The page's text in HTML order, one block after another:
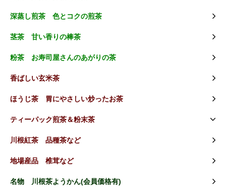
深蒸し煎茶 色とコクの煎茶
茎茶 甘い香りの棒茶
粉茶 お寿司屋さんのあがりの茶
香ばしい玄米茶
ほうじ茶 胃にやさしい炒ったお茶
ティーパック煎茶＆粉末茶
川根紅茶 品種茶など
地場産品 椎茸など
名物 川根茶ようかん(会員価格有)